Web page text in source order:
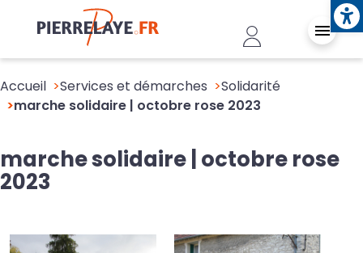
Aller au contenu principal
Header -
Accueil Services et démarches
Solidarité
marche solidaire | octobre rose 2023
marche solidaire | octobre rose
2023